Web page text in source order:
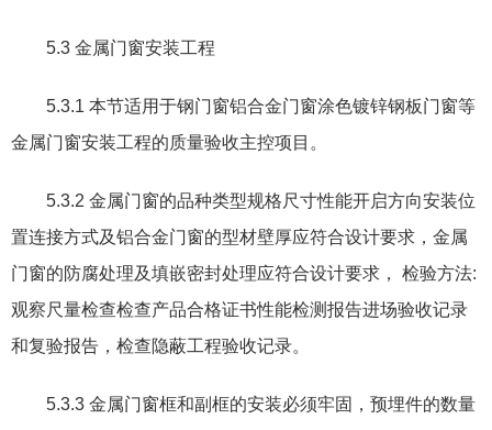
5.3 金属门窗安装工程
5.3.1 本节适用于钢门窗铝合金门窗涂色镀锌钢板门窗等
金属门窗安装工程的质量验收主控项目。
5.3.2 金属门窗的品种类型规格尺寸性能开启方向安装位
置连接方式及铝合金门窗的型材壁厚应符合设计要求 ， 金属
门窗的防腐处理及填嵌密封处理应符合设计要求 ， 检验方法:
观察尺量检查检查产品合格证书性能检测报告进场验收记录
和复验报告 ， 检查隐蔽工程验收记录。
5.3.3 金属门窗框和副框的安装必须牢固 ， 预埋件的数量